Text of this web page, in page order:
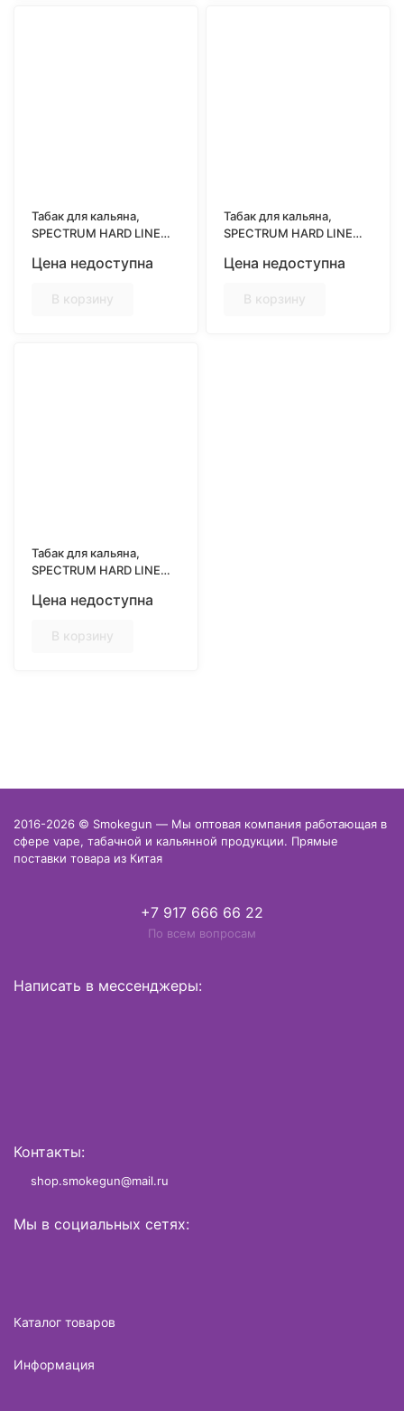
Табак для кальяна,
SPECTRUM HARD LINE
(Ананас с цитрусовыми
Цена недоступна
В корзину
Табак для кальяна,
SPECTRUM HARD LINE
RASPBERRY (Малина-
Цена недоступна
В корзину
Табак для кальяна,
SPECTRUM HARD LINE
(Сладкий вкус лесной
Цена недоступна
В корзину
2016-2026 © Smokegun — Мы оптовая компания работающая в
сфере vape, табачной и кальянной продукции. Прямые
поставки товара из Китая
+7 917 666 66 22
По всем вопросам
Написать в мессенджеры:
Контакты:
shop.smokegun@mail.ru
Мы в социальных сетях:
Каталог товаров
Информация